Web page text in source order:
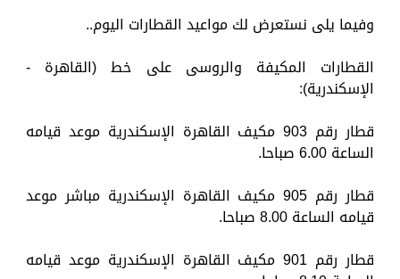
وفيما يلى نستعرض لك مواعيد القطارات اليوم..
القطارات المكيفة والروسى على خط (القاهرة -
الإسكندرية):
قطار رقم 903 مكيف القاهرة الإسكندرية موعد قيامه
الساعة 6.00 صباحا.
قطار رقم 905 مكيف القاهرة الإسكندرية مباشر موعد
قيامه الساعة 8.00 صباحا.
قطار رقم 901 مكيف القاهرة الإسكندرية موعد قيامه